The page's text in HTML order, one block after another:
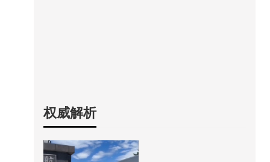
权威解析